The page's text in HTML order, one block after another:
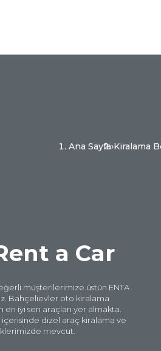
Ana Sayfa›Kiralama
a Car
müşterilerimize üstün ENTA
Bahçelievler oto kiralama
iyi seri araçları yer almakta.
dizel araç kiralama ve
mevcut.